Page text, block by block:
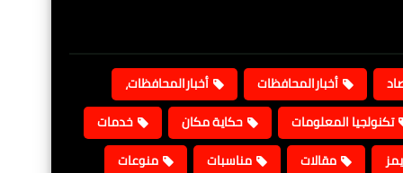
أخبارالمحافظات
أخبارالمحافظات،
تكنولجيا المعلومات
حكاية مكان
خدمات
مقالات مناسبات منوعات